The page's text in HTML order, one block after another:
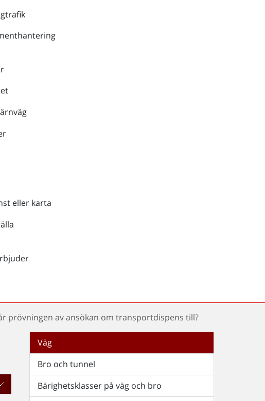
eller karta
prövningen av ansökan om transportdispens till?
Väg
Bro och tunnel
Bärighetsklasser på väg och bro